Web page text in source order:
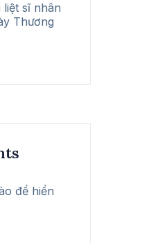
sĩ nhân
Thương
để hiển